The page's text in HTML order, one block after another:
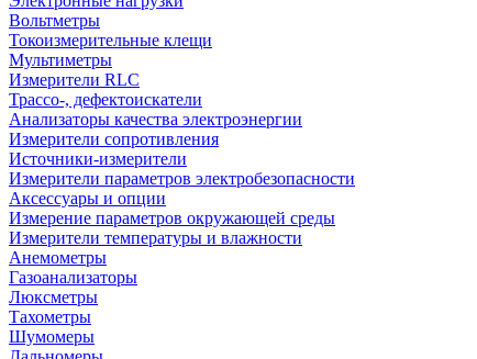
Вольтметры
Токоизмерительные клещи
Мультиметры
Измерители RLC
Трассо-, дефектоискатели
Анализаторы качества электроэнергии
Измерители сопротивления
Источники-измерители
Измерители параметров электробезопасности
Аксессуары и опции
Измерение параметров окружающей среды
Измерители температуры и влажности
Анемометры
Газоанализаторы
Люксметры
Тахометры
Шумомеры